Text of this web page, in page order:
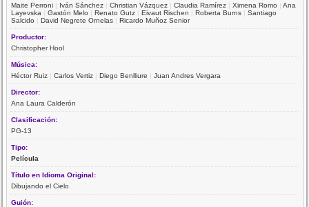
Maite Perroni | Iván Sánchez |Christian Vázquez |Claudia Ramírez |Ximena Romo |Ana
Layevska |Gastón Melo |Renato Gutz |Eivaut Rischen |Roberta Burns |Santiago
Salcido |David Negrete Ornelas |Ricardo Muñoz Senior
Productor:
Christopher Hool
Música:
Héctor Ruiz |Carlos Vertiz |Diego Benlliure |Juan Andres Vergara
Director:
Ana Laura Calderón
Clasificación:
PG-13
Tipo:
Película
Título en Idioma Original:
Dibujando el Cielo
Guión: